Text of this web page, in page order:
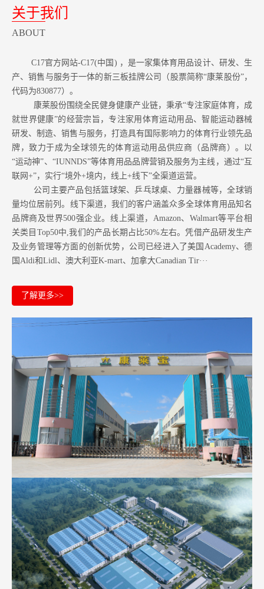
关于我们
ABOUT
C17官方网站-C17(中国) ，是一家集体育用品设计、研发、生
产、销售与服务于一体的新三板挂牌公司（股票简称“康莱股份”，
代码为830877）。
康莱股份围绕全民健身健康产业链，秉承“专注家庭体育，成
就世界健康”的经营宗旨，专注家用体育运动用品、智能运动器械
研发、制造、销售与服务，打造具有国际影响力的体育行业领先品
牌，致力于成为全球领先的体育运动用品供应商（品牌商）。以
“运动神”、“IUNNDS”等体育用品品牌营销及服务为主线，通过“互
联网+”，实行“境外+境内，线上+线下”全渠道运营。
公司主要产品包括篮球架、乒乓球桌、力量器械等，全球销
量均位居前列。 线下渠道，我们的客户涵盖众多全球体育用品知名
品牌商及世界500强企业。 线上渠道，Amazon、Walmart等平台相
关类目Top50中,我们的产品长期占比50%左右。凭借产品研发生产
及业务管理等方面的创新优势，公司已经进入了美国Academy、德
国Aldi和Lidl、澳大利亚K-mart、加拿大Canadian Tir···
了解更多>>